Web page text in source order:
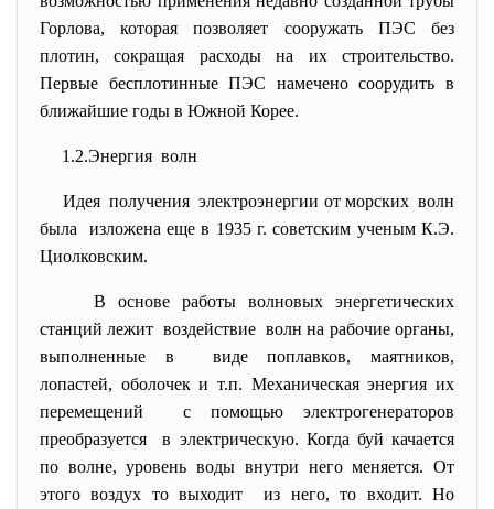
Горлова, которая позволяет сооружать ПЭС без
плотин, сокращая расходы на их строительство.
Первые бесплотинные ПЭС намечено соорудить в
ближайшие годы в Южной Корее.
1.2.Энергия волн
Идея получения электроэнергии от морских волн
была изложена еще в 1935 г. советским ученым К.Э.
Циолковским.
В основе работы волновых энергетических
станций лежит воздействие волн на рабочие органы,
выполненные в виде поплавков, маятников,
лопастей, оболочек и т.п. Механическая энергия их
перемещений с помощью электрогенераторов
преобразуется в электрическую. Когда буй качается
по волне, уровень воды внутри него меняется. От
этого воздух то выходит из него, то входит. Но